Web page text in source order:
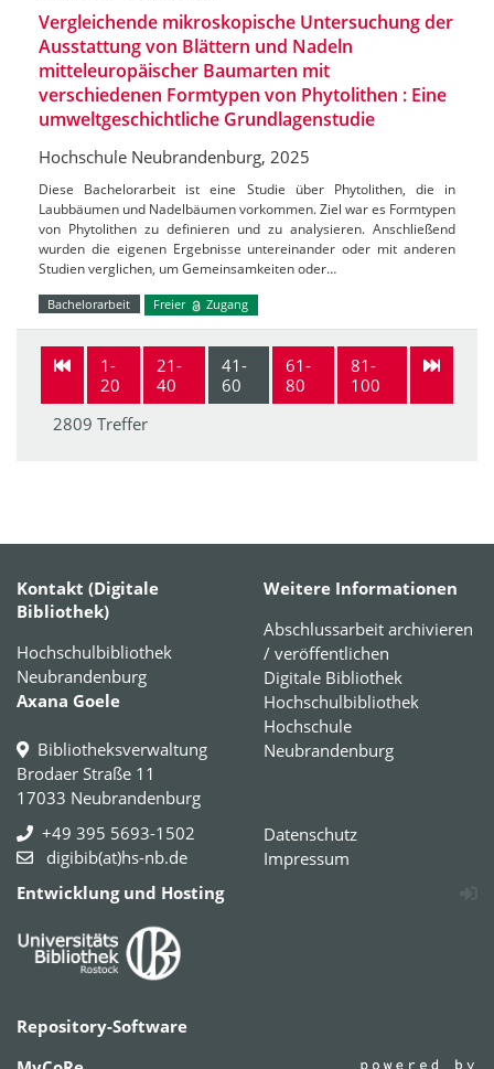
Vergleichende mikroskopische Untersuchung der
Ausstattung von Blättern und Nadeln
mitteleuropäischer Baumarten mit
verschiedenen Formtypen von Phytolithen : Eine
umweltgeschichtliche Grundlagenstudie
Hochschule Neubrandenburg, 2025
Diese Bachelorarbeit ist eine Studie über Phytolithen, die in
Laubbäumen und Nadelbäumen vorkommen. Ziel war es Formtypen
von Phytolithen zu definieren und zu analysieren. Anschließend
wurden die eigenen Ergebnisse untereinander oder mit anderen
Studien verglichen, um Gemeinsamkeiten oder…
Bachelorarbeit Freier Zugang
1-
20
21-
40
41-
60
61-
80
81-
100
2809 Treffer
Kontakt (Digitale
Bibliothek)
Hochschulbibliothek
Neubrandenburg
Axana Goele
Bibliotheksverwaltung
Brodaer Straße 11
17033 Neubrandenburg
+49 395 5693-1502
digibib(at)hs-nb.de
Weitere Informationen
Abschlussarbeit archivieren
/ veröffentlichen
Digitale Bibliothek
Hochschulbibliothek
Hochschule
Neubrandenburg
Datenschutz
Impressum
Entwicklung und Hosting
Repository-Software